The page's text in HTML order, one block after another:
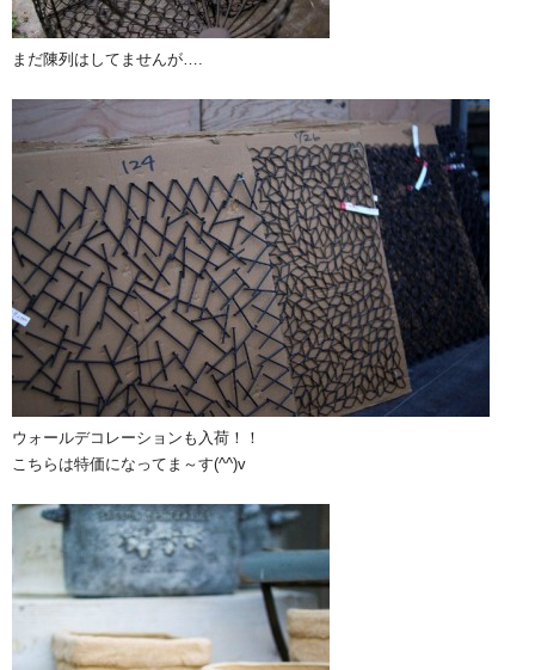
まだ陳列はしてませんが….
ウォールデコレーションも入荷！！
こちらは特価になってま～す(^^)v